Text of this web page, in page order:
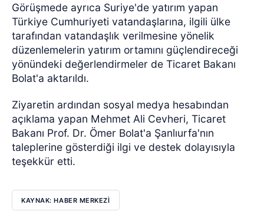
Görüşmede ayrıca Suriye'de yatırım yapan
Türkiye Cumhuriyeti vatandaşlarına, ilgili ülke
tarafından vatandaşlık verilmesine yönelik
düzenlemelerin yatırım ortamını güçlendireceği
yönündeki değerlendirmeler de Ticaret Bakanı
Bolat'a aktarıldı.
Ziyaretin ardından sosyal medya hesabından
açıklama yapan Mehmet Ali Cevheri, Ticaret
Bakanı Prof. Dr. Ömer Bolat'a Şanlıurfa'nın
taleplerine gösterdiği ilgi ve destek dolayısıyla
teşekkür etti.
KAYNAK: HABER MERKEZİ